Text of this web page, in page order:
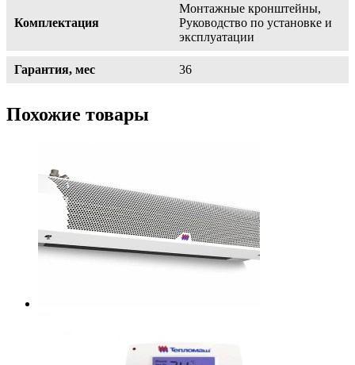
Комплектация
Монтажные кронштейны,
Руководство по установке и
эксплуатации
Гарантия, мес 36
Похожие товары